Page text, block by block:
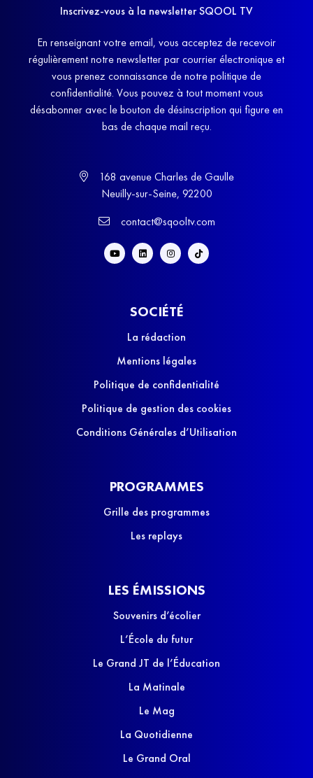
Inscrivez-vous à la newsletter SQOOL TV
En renseignant votre email, vous acceptez de recevoir
régulièrement notre newsletter par courrier électronique et
vous prenez connaissance de notre politique de
confidentialité. Vous pouvez à tout moment vous
désabonner avec le bouton de désinscription qui figure en
bas de chaque mail reçu.
168 avenue Charles de Gaulle
Neuilly-sur-Seine, 92200
contact@sqooltv.com
SOCIÉTÉ
La rédaction
Mentions légales
Politique de confidentialité
Politique de gestion des cookies
Conditions Générales d’Utilisation
PROGRAMMES
Grille des programmes
Les replays
LES ÉMISSIONS
Souvenirs d’écolier
L’École du futur
Le Grand JT de l’Éducation
La Matinale
Le Mag
La Quotidienne
Le Grand Oral